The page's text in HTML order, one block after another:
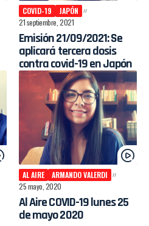
COVID-19
JAPÓN
21 septiembre, 2021
Emisión 21/09/2021: Se
aplicará tercera dosis
contra covid-19 en Japón
AL AIRE
ARMANDO VALERDI
25 mayo, 2020
Al Aire COVID-19 lunes 25
de mayo 2020